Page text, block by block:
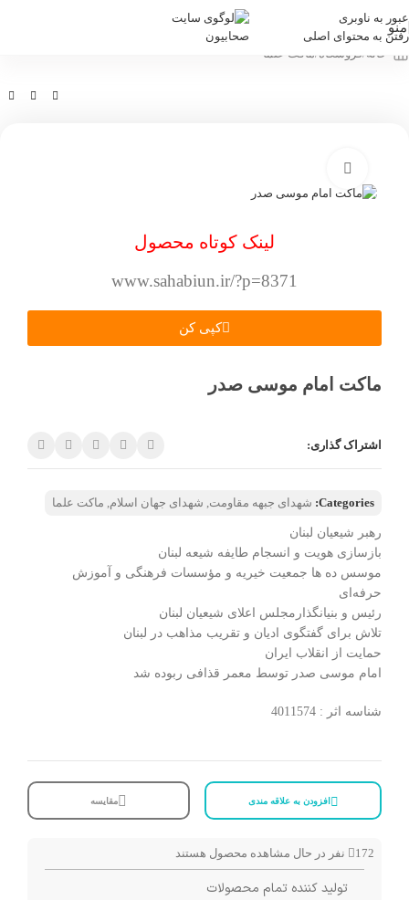
عبور به ناوبری
رفتن به محتوای اصلی
منو
خانه /فروشگاه /ماکت علما
لینک کوتاه محصول
www.sahabiun.ir/?p=8371
کپی کن
ماکت امام موسی صدر
اشتراک گذاری:
Categories: شهدای جبهه مقاومت, شهدای جهان اسلام, ماکت علما
رهبر شیعیان لبنان
بازسازی هویت و انسجام طایفه شیعه لبنان
موسس ده ها جمعیت خیریه و مؤسسات فرهنگی و آموزش
حرفه‌ای
رئیس و بنیانگذارمجلس اعلای شیعیان لبنان
تلاش برای گفتگوی ادیان و تقریب مذاهب در لبنان
حمایت از انقلاب ایران
امام موسی صدر توسط معمر قذافی ربوده شد
شناسه اثر : 4011574
افزودن به علاقه مندی مقایسه
172 نفر در حال مشاهده محصول هستند
تولید کننده تمام محصولات